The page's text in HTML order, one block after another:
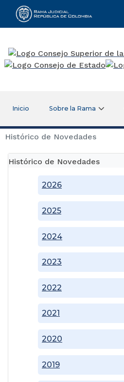
Rama Judicial
Inicio Sobre la Rama
Histórico de Novedades
Histórico de Novedades
2019
2020
2021
2022
2023
2024
2025
2026